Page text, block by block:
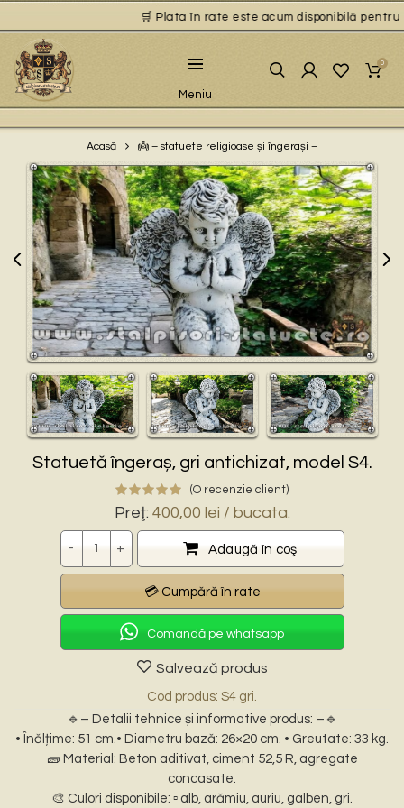
🛒 Plata în rate este acum disponibilă pentru
Meniu
0
Acasă 👼 – statuete religioase și îngerași –
Statuetă îngeraș, gri antichizat, model S4.
(O recenzie client)
Preţ: 400,00 lei / bucata.
Adaugă în coş
Comandă pe whatsapp
Salvează produs
Cod produs: S4 gri.
🔹– Detalii tehnice și informative produs: –🔹
• Înălțime: 51 cm.• Diametru bază: 26×20 cm. • Greutate: 33 kg.
🧱 Material: Beton aditivat, ciment 52,5 R, agregate
concasate.
🎨 Culori disponibile: ▫️ alb, arămiu, auriu, galben, gri.